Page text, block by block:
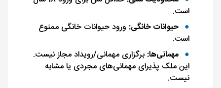
است.
حیوانات خانگی: ورود حیوانات خانگی ممنوع
است.
مهمانی‌ها: برگزاری مهمانی/رویداد مجاز نیست.
این ملک پذیرای مهمانی‌های مجردی یا مشابه
نیست.